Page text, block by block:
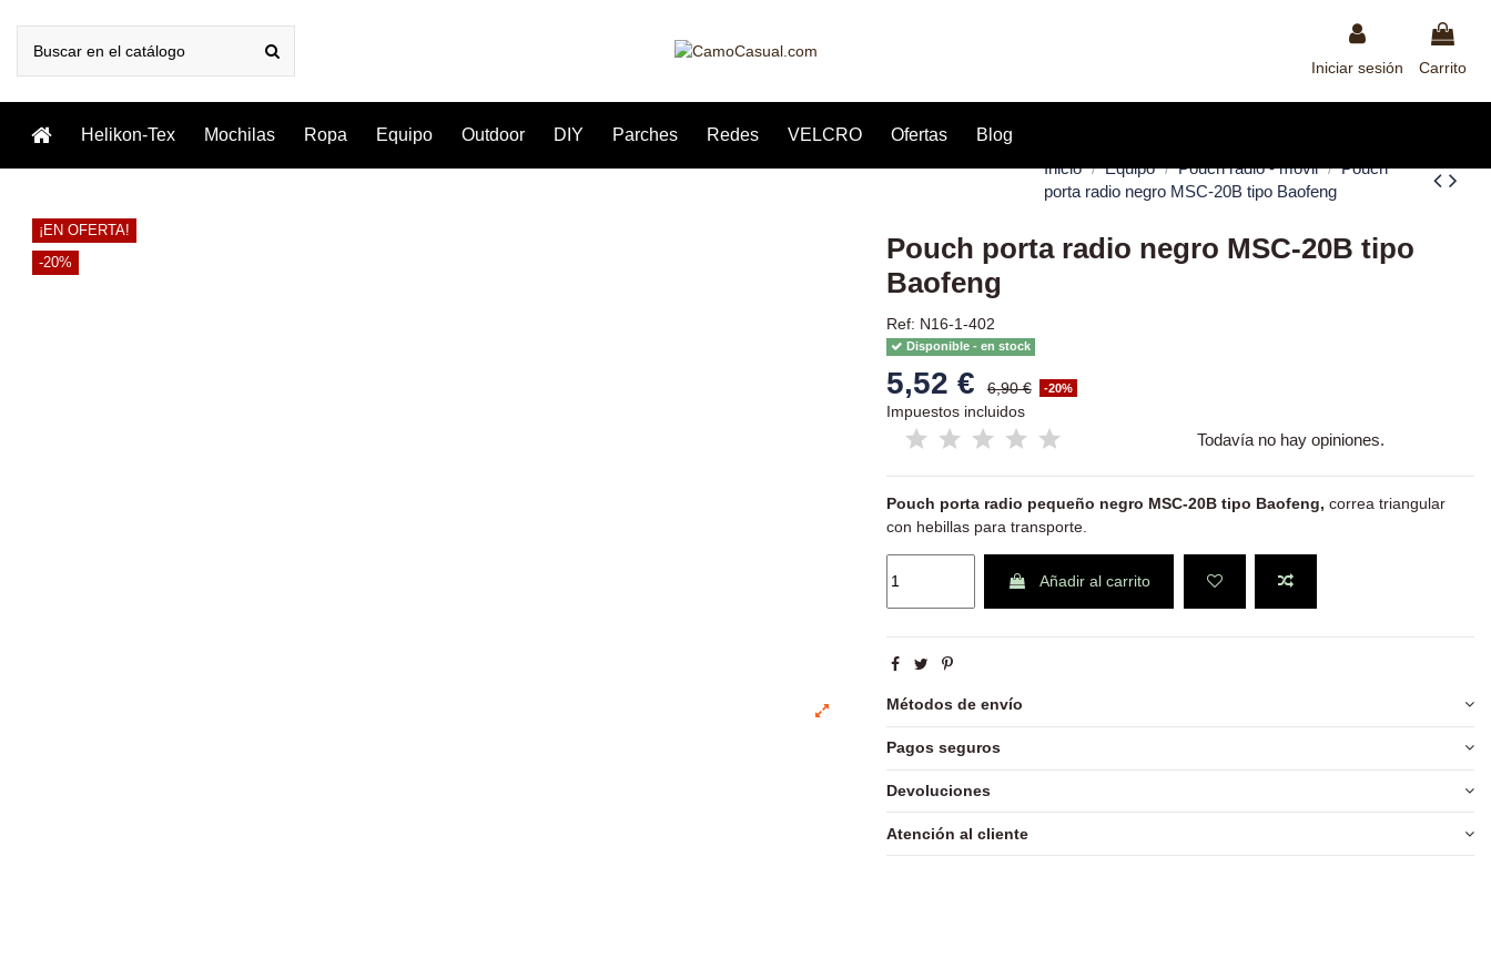
Iniciar sesión Carrito
Helikon-Tex Mochilas Ropa Equipo Outdoor DIY Parches Redes VELCRO Ofertas
Blog
Inicio
Equipo Pouch radio - móvil
Pouch
porta radio negro MSC-20B tipo Baofeng
¡EN OFERTA!
-20%
Pouch porta radio negro MSC-20B tipo
Baofeng
Ref: N16-1-402
Disponible - en stock
5,52 € 6,90 € -20%
Impuestos incluidos
Todavía no hay opiniones.
Pouch porta radio pequeño negro MSC-20B tipo Baofeng, correa triangular
con hebillas para transporte.
Añadir al carrito
Métodos de envío
Pagos seguros
Devoluciones
Atención al cliente